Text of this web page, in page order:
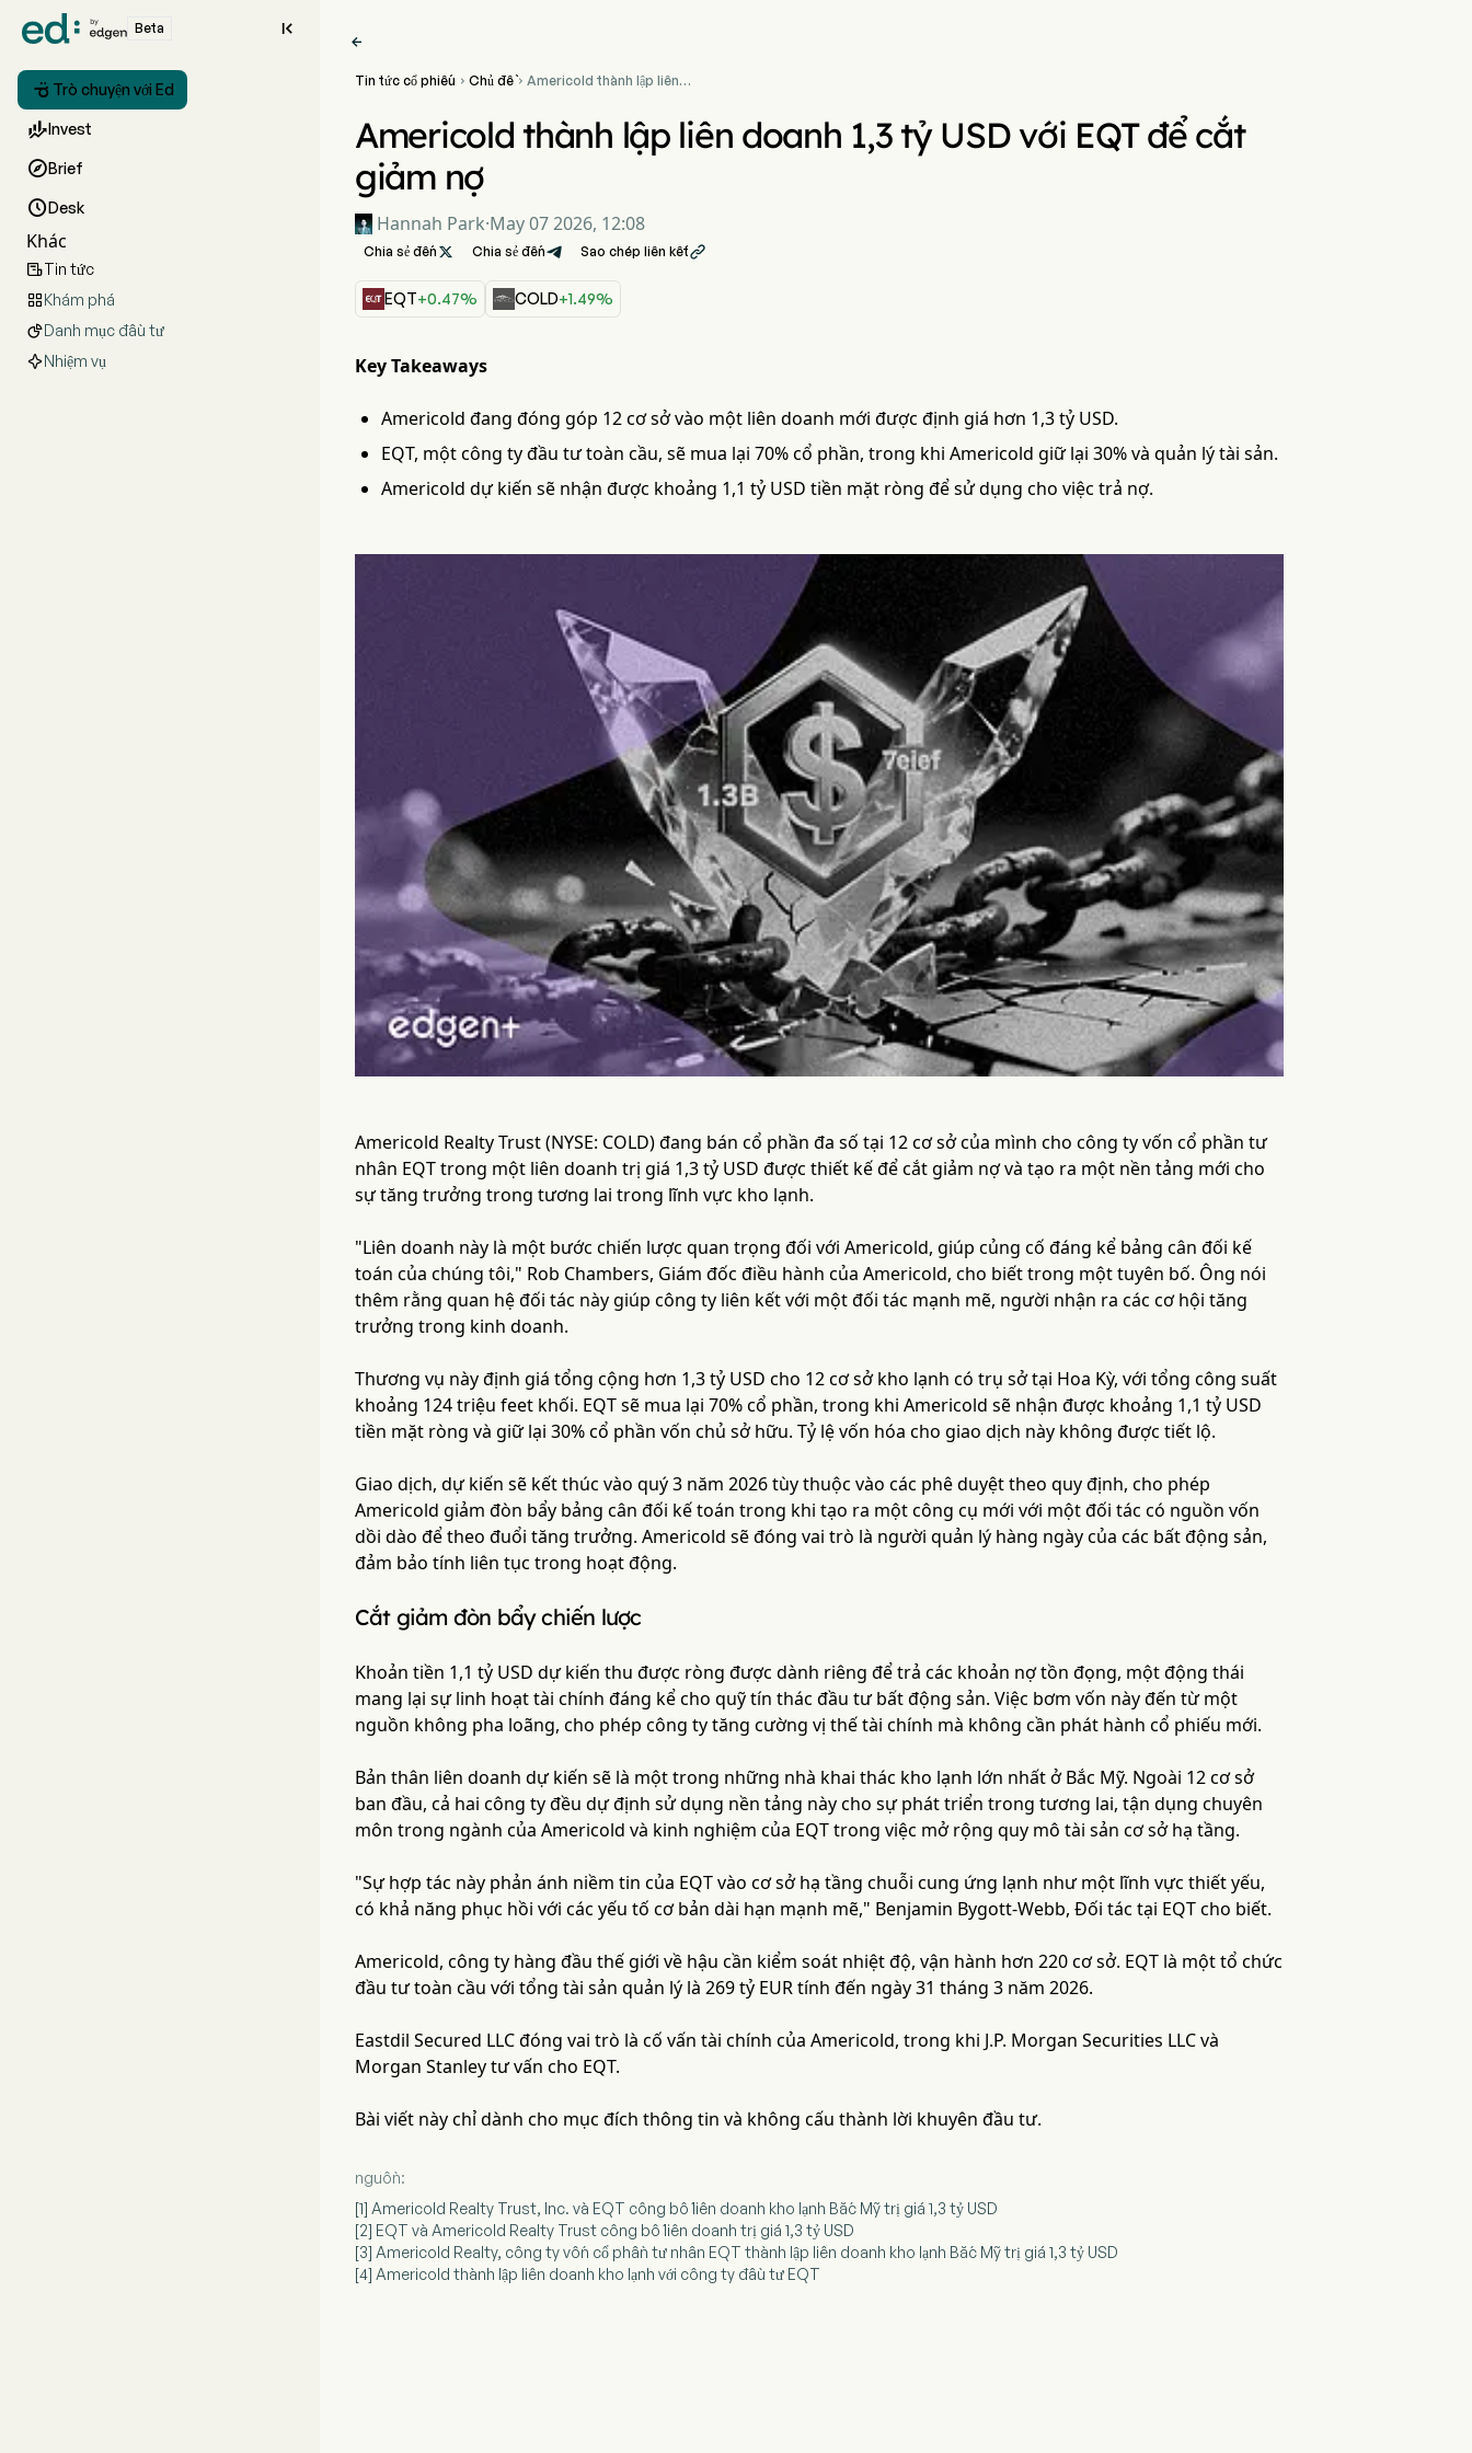
Beta 
 Trò chuyện với Ed
Invest
Brief
Desk
Khác
Tin tức
Khám phá
Danh mục đầu tư
Nhiệm vụ

Tin tức cổ phiếu  Chủ đề Americold thành lập liên
Americold thành lập liên doanh 1,3 tỷ USD với EQT để cắt
giảm nợ
Hannah Park·May 07 2026, 12:08
Chia sẻ đến  Chia sẻ đến Sao chép liên kết
EQT+0.47% COLD+1.49%
Key Takeaways
Americold đang đóng góp 12 cơ sở vào một liên doanh mới được định giá hơn 1,3 tỷ USD.
EQT, một công ty đầu tư toàn cầu, sẽ mua lại 70% cổ phần, trong khi Americold giữ lại 30% và quản lý tài sản.
Americold dự kiến sẽ nhận được khoảng 1,1 tỷ USD tiền mặt ròng để sử dụng cho việc trả nợ.
Americold Realty Trust (NYSE: COLD) đang bán cổ phần đa số tại 12 cơ sở của mình cho công ty vốn cổ phần tư
nhân EQT trong một liên doanh trị giá 1,3 tỷ USD được thiết kế để cắt giảm nợ và tạo ra một nền tảng mới cho
sự tăng trưởng trong tương lai trong lĩnh vực kho lạnh.
"Liên doanh này là một bước chiến lược quan trọng đối với Americold, giúp củng cố đáng kể bảng cân đối kế
toán của chúng tôi," Rob Chambers, Giám đốc điều hành của Americold, cho biết trong một tuyên bố. Ông nói
thêm rằng quan hệ đối tác này giúp công ty liên kết với một đối tác mạnh mẽ, người nhận ra các cơ hội tăng
trưởng trong kinh doanh.
Thương vụ này định giá tổng cộng hơn 1,3 tỷ USD cho 12 cơ sở kho lạnh có trụ sở tại Hoa Kỳ, với tổng công suất
khoảng 124 triệu feet khối. EQT sẽ mua lại 70% cổ phần, trong khi Americold sẽ nhận được khoảng 1,1 tỷ USD
tiền mặt ròng và giữ lại 30% cổ phần vốn chủ sở hữu. Tỷ lệ vốn hóa cho giao dịch này không được tiết lộ.
Giao dịch, dự kiến sẽ kết thúc vào quý 3 năm 2026 tùy thuộc vào các phê duyệt theo quy định, cho phép
Americold giảm đòn bẩy bảng cân đối kế toán trong khi tạo ra một công cụ mới với một đối tác có nguồn vốn
dồi dào để theo đuổi tăng trưởng. Americold sẽ đóng vai trò là người quản lý hàng ngày của các bất động sản,
đảm bảo tính liên tục trong hoạt động.
Cắt giảm đòn bẩy chiến lược
Khoản tiền 1,1 tỷ USD dự kiến thu được ròng được dành riêng để trả các khoản nợ tồn đọng, một động thái
mang lại sự linh hoạt tài chính đáng kể cho quỹ tín thác đầu tư bất động sản. Việc bơm vốn này đến từ một
nguồn không pha loãng, cho phép công ty tăng cường vị thế tài chính mà không cần phát hành cổ phiếu mới.
Bản thân liên doanh dự kiến sẽ là một trong những nhà khai thác kho lạnh lớn nhất ở Bắc Mỹ. Ngoài 12 cơ sở
ban đầu, cả hai công ty đều dự định sử dụng nền tảng này cho sự phát triển trong tương lai, tận dụng chuyên
môn trong ngành của Americold và kinh nghiệm của EQT trong việc mở rộng quy mô tài sản cơ sở hạ tầng.
"Sự hợp tác này phản ánh niềm tin của EQT vào cơ sở hạ tầng chuỗi cung ứng lạnh như một lĩnh vực thiết yếu,
có khả năng phục hồi với các yếu tố cơ bản dài hạn mạnh mẽ," Benjamin Bygott-Webb, Đối tác tại EQT cho biết.
Americold, công ty hàng đầu thế giới về hậu cần kiểm soát nhiệt độ, vận hành hơn 220 cơ sở. EQT là một tổ chức
đầu tư toàn cầu với tổng tài sản quản lý là 269 tỷ EUR tính đến ngày 31 tháng 3 năm 2026.
Eastdil Secured LLC đóng vai trò là cố vấn tài chính của Americold, trong khi J.P. Morgan Securities LLC và
Morgan Stanley tư vấn cho EQT.
Bài viết này chỉ dành cho mục đích thông tin và không cấu thành lời khuyên đầu tư.
nguồn:
[1] Americold Realty Trust, Inc. và EQT công bố liên doanh kho lạnh Bắc Mỹ trị giá 1,3 tỷ USD
[2] EQT và Americold Realty Trust công bố liên doanh trị giá 1,3 tỷ USD
[3] Americold Realty, công ty vốn cổ phần tư nhân EQT thành lập liên doanh kho lạnh Bắc Mỹ trị giá 1,3 tỷ USD
[4] Americold thành lập liên doanh kho lạnh với công ty đầu tư EQT